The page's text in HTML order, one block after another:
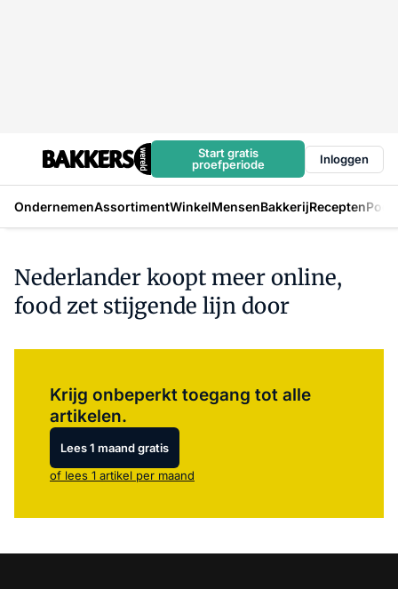
Start gratis
proefperiode
Inloggen
OndernemenAssortimentWinkelMensenBakkerijRecepten
Nederlander koopt meer online,
food zet stijgende lijn door
Krijg onbeperkt toegang tot alle
artikelen.
Lees 1 maand gratis
of lees 1 artikel per maand